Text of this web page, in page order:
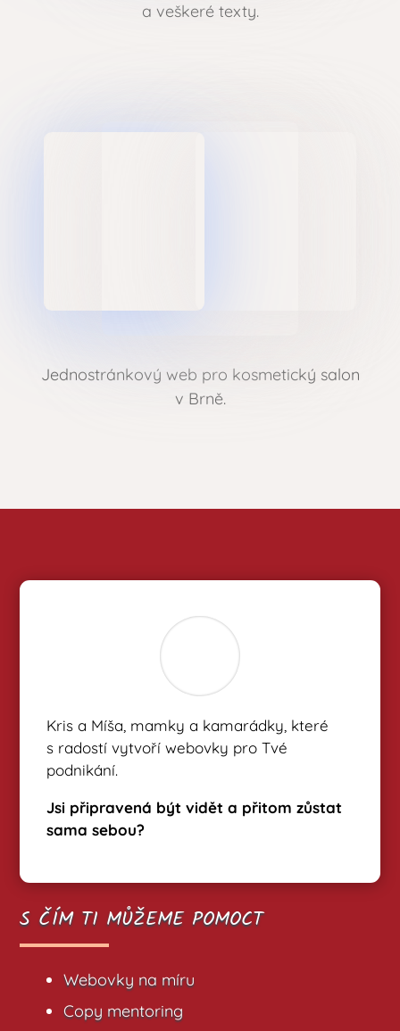
a veškeré texty.
Jednostránkový web pro kosmetický salon
v Brně.
Kris a Míša, mamky a kamarádky, které
s radostí vytvoří webovky pro Tvé
podnikání.
Jsi připravená být vidět a přitom zůstat
sama sebou?
S ČÍM TI MŮŽEME POMOCT
Webovky na míru
Copy mentoring